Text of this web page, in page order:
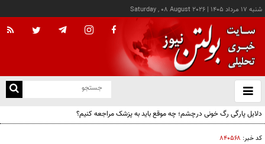
شنبه ۱۷ مرداد ۱۴۰۵ |
Saturday , 08 August 2026
باز
و
دلایل پارگی رگ خونی درچشم؛ چه موقع باید به پزشک مراجعه کنیم؟
کد خبر: ۸۴۰۵۶۸